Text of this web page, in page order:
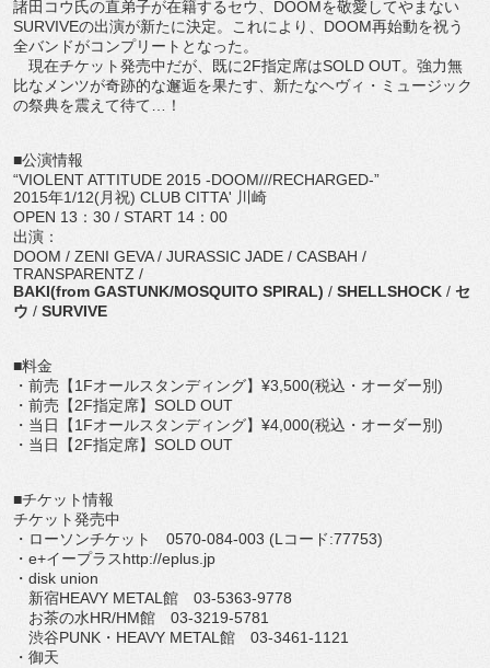
諸田コウ氏の直弟子が在籍するセウ、DOOMを敬愛してやまない
SURVIVEの出演が新たに決定。これにより、DOOM再始動を祝う
全バンドがコンプリートとなった。
現在チケット発売中だが、既に2F指定席はSOLD OUT。強力無
比なメンツが奇跡的な邂逅を果たす、新たなヘヴィ・ミュージック
の祭典を震えて待て…！
■公演情報
“VIOLENT ATTITUDE 2015 -DOOM///RECHARGED-”
2015年1/12(月祝) CLUB CITTA' 川崎
OPEN 13：30 / START 14：00
出演：
DOOM / ZENI GEVA / JURASSIC JADE / CASBAH /
TRANSPARENTZ /
BAKI(from GASTUNK/MOSQUITO SPIRAL) / SHELLSHOCK / セ
ウ / SURVIVE
■料金
・前売【1Fオールスタンディング】¥3,500(税込・オーダー別)
・前売【2F指定席】SOLD OUT
・当日【1Fオールスタンディング】¥4,000(税込・オーダー別)
・当日【2F指定席】SOLD OUT
■チケット情報
チケット発売中
・ローソンチケット 0570-084-003 (Lコード:77753)
・e+イープラスhttp://eplus.jp
・disk union
新宿HEAVY METAL館 03-5363-9778
お茶の水HR/HM館 03-3219-5781
渋谷PUNK・HEAVY METAL館 03-3461-1121
・御天